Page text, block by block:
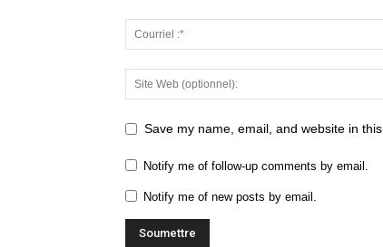
Save my name, email, and website in
Notify me of follow-up comments by email.
Notify me of new posts by email.